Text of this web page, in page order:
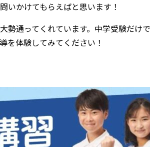
いかけてもらえばと思います！
通ってくれています。中学受験だけで
を体験してみてください！